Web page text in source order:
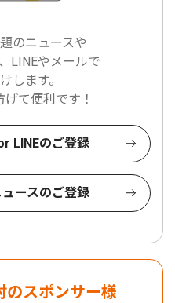
のニュースや
LINEやメールで
します。
て便利です！
LINEのご登録
ースのご登録
のスポンサー様